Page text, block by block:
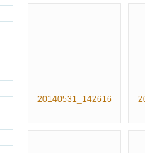
20140531_142616